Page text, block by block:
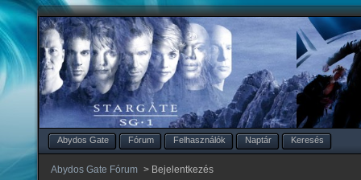
Abydos Gate Fórum Felhasználók Naptár Keresés
Abydos Gate Fórum > Bejelentkezés